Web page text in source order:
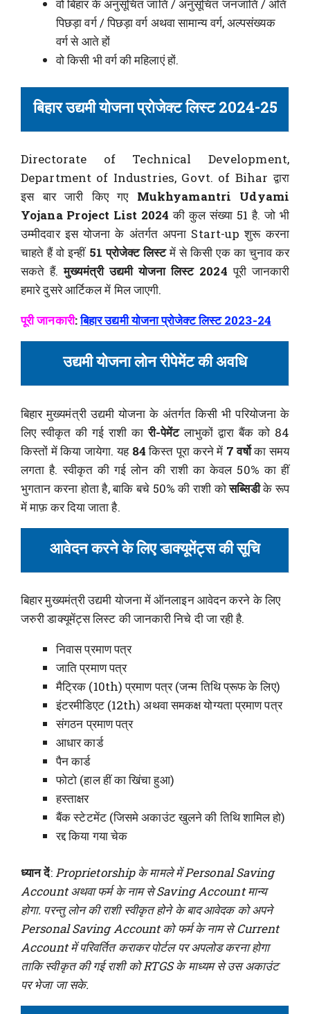
वो बिहार के अनुसूचित जाति / अनुसूचित जनजाति / अति
पिछड़ा वर्ग / पिछड़ा वर्ग अथवा सामान्य वर्ग, अल्पसंख्यक
वर्ग से आते हों
वो किसी भी वर्ग की महिलाएं हों.
बिहार उद्यमी योजना प्रोजेक्ट लिस्ट 2024-25
Directorate of Technical Development,
Department of Industries, Govt. of Bihar द्वारा
इस बार जारी किए गए Mukhyamantri Udyami
Yojana Project List 2024 की कुल संख्या 51 है. जो भी
उम्मीदवार इस योजना के अंतर्गत अपना Start-up शुरू करना
चाहते हैं वो इन्हीं 51 प्रोजेक्ट लिस्टमें से किसी एक का चुनाव कर
सकते हैं. मुख्यमंत्री उद्यमी योजना लिस्ट 2024 पूरी जानकारी
हमारे दुसरे आर्टिकल में मिल जाएगी.
पूरी जानकारी:बिहार उद्यमी योजना प्रोजेक्ट लिस्ट 2023-24
उद्यमी योजना लोन रीपेमेंट की अवधि
बिहार मुख्यमंत्री उद्यमी योजना के अंतर्गत किसी भी परियोजना के
लिए स्वीकृत की गई राशी कारी-पेमेंटलाभुकों द्वारा बैंक को 84
किस्तों में किया जायेगा. यह 84किस्त पूरा करने में 7 वर्षोका समय
लगता है. स्वीकृत की गई लोन की राशी का केवल 50% का हीं
भुगतान करना होता है, बाकि बचे 50% की राशी कोसब्सिडीके रूप
में माफ़ कर दिया जाता है.
आवेदन करने के लिए डाक्यूमेंट्स की सूचि
बिहार मुख्यमंत्री उद्यमी योजना में ऑनलाइन आवेदन करने के लिए
जरुरी डाक्यूमेंट्स लिस्ट की जानकारी निचे दी जा रही है.
निवास प्रमाण पत्र
जाति प्रमाण पत्र
मैट्रिक (10th) प्रमाण पत्र (जन्म तिथि प्रूफ के लिए)
इंटरमीडिएट (12th) अथवा समकक्ष योग्यता प्रमाण पत्र
संगठन प्रमाण पत्र
आधार कार्ड
पैन कार्ड
फोटो (हाल हीं का खिंचा हुआ)
हस्ताक्षर
बैंक स्टेटमेंट (जिसमे अकाउंट खुलने की तिथि शामिल हो)
रद्द किया गया चेक
ध्यान दें:Proprietorship के मामले में Personal Saving
Account अथवा फर्म के नाम से Saving Account मान्य
होगा. परन्तु लोन की राशी स्वीकृत होने के बाद आवेदक को अपने
Personal Saving Account को फर्म के नाम से Current
Account में परिवर्तित कराकर पोर्टल पर अपलोड करना होगा
ताकि स्वीकृत की गई राशी को RTGS के माध्यम से उस अकाउंट
पर भेजा जा सके.